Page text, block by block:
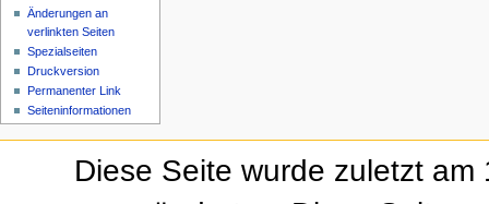
Änderungen an
verlinkten Seiten
Spezialseiten
Druckversion
Permanenter Link
Seiteninformationen
Diese Seite wurde zuletzt